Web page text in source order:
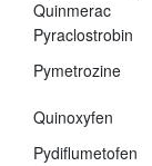
Quinmerac
Pyraclostrobin
Pymetrozine
Quinoxyfen
Pydiflumetofen